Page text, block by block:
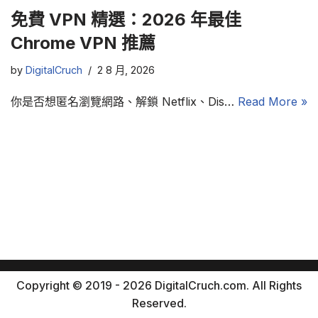
免費 VPN 精選：2026 年最佳
Chrome VPN 推薦
by DigitalCruch 2 8 月, 2026
你是否想匿名瀏覽網路、解鎖 Netflix、Dis… Read More »
Copyright © 2019 - 2026 DigitalCruch.com. All Rights
Reserved.